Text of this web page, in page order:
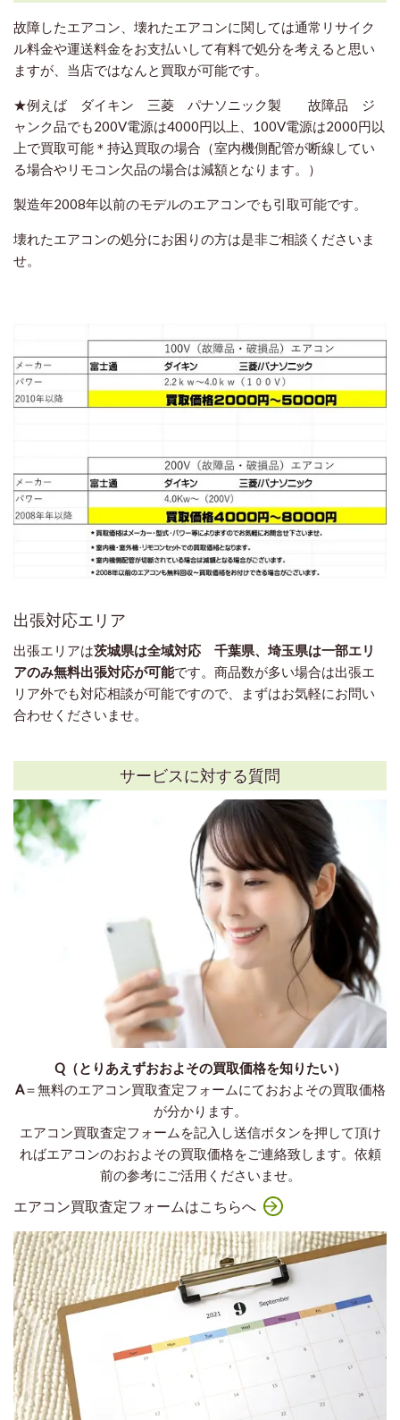
故障したエアコン、壊れたエアコンに関しては通常リサイク
ル料金や運送料金をお支払いして有料で処分を考えると思い
ますが、当店ではなんと買取が可能です。
★例えば ダイキン 三菱 パナソニック製 故障品 ジ
ャンク品でも200V電源は4000円以上、100V電源は2000円以
上で買取可能＊持込買取の場合（室内機側配管が断線してい
る場合やリモコン欠品の場合は減額となります。）
製造年2008年以前のモデルのエアコンでも引取可能です。
壊れたエアコンの処分にお困りの方は是非ご相談くださいま
せ。
出張対応エリア
出張エリアは茨城県は全域対応 千葉県、埼玉県は一部エリ
アのみ無料出張対応が可能です。商品数が多い場合は出張エ
リア外でも対応相談が可能ですので、まずはお気軽にお問い
合わせくださいませ。
サービスに対する質問
Q（とりあえずおおよその買取価格を知りたい）
A＝無料のエアコン買取査定フォームにておおよその買取価格
が分かります。
エアコン買取査定フォームを記入し送信ボタンを押して頂け
ればエアコンのおおよその買取価格をご連絡致します。依頼
前の参考にご活用くださいませ。
エアコン買取査定フォームはこちらへ